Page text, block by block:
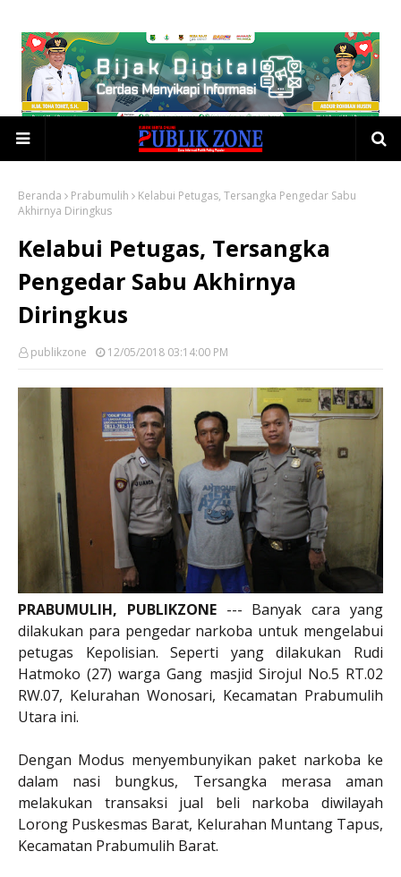
Beranda Prabumulih
Kelabui Petugas, Tersangka Pengedar Sabu
Akhirnya Diringkus
Kelabui Petugas, Tersangka
Pengedar Sabu Akhirnya
Diringkus
publikzone 12/05/2018 03:14:00 PM
PRABUMULIH, PUBLIKZONE--- Banyak cara yang
dilakukan para pengedar narkoba untuk mengelabui
petugas Kepolisian. Seperti yang dilakukan Rudi
Hatmoko (27) warga Gang masjid Sirojul No.5 RT.02
RW.07, Kelurahan Wonosari, Kecamatan Prabumulih
Utara ini.
Dengan Modus menyembunyikan paket narkoba ke
dalam nasi bungkus, Tersangka merasa aman
melakukan transaksi jual beli narkoba diwilayah
Lorong Puskesmas Barat, Kelurahan Muntang Tapus,
Kecamatan Prabumulih Barat.